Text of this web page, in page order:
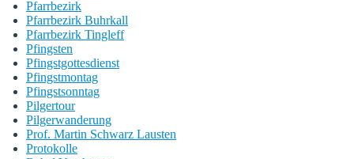
Pfarrbezirk
Pfarrbezirk Buhrkall
Pfarrbezirk Tingleff
Pfingsten
Pfingstgottesdienst
Pfingstmontag
Pfingstsonntag
Pilgertour
Pilgerwanderung
Prof. Martin Schwarz Lausten
Protokolle